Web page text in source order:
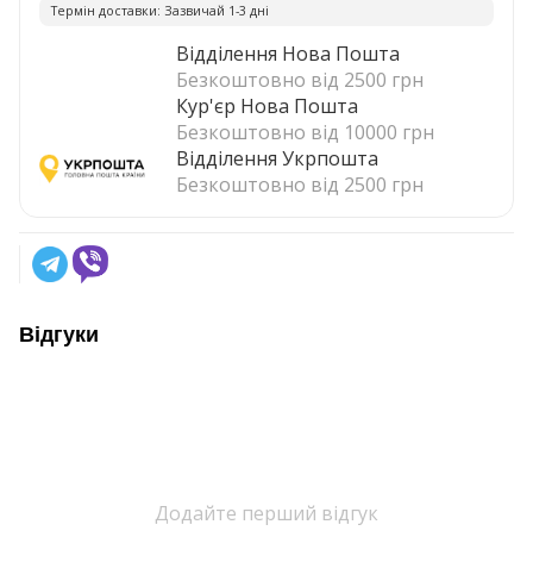
Термiн доставки: Зазвичай 1-3 днi
Відділення Нова Пошта
Безкоштовно від 2500 грн
Кур'єр Нова Пошта
Безкоштовно від 10000 грн
Відділення Укрпошта
Безкоштовно від 2500 грн
Відгуки
Додайте перший відгук